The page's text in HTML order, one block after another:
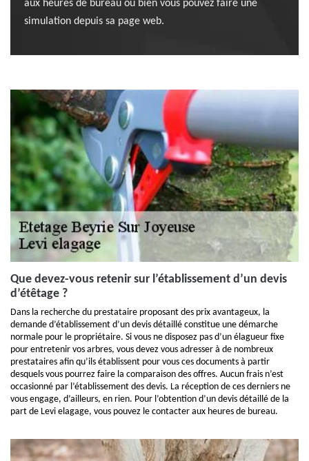
aux heures de bureau ou bien vous pouvez faire une
simulation depuis sa page web.
Que devez-vous retenir sur l’établissement d’un devis
d’étêtage ?
Dans la recherche du prestataire proposant des prix avantageux, la
demande d’établissement d’un devis détaillé constitue une démarche
normale pour le propriétaire. Si vous ne disposez pas d’un élagueur fixe
pour entretenir vos arbres, vous devez vous adresser à de nombreux
prestataires afin qu’ils établissent pour vous ces documents à partir
desquels vous pourrez faire la comparaison des offres. Aucun frais n’est
occasionné par l’établissement des devis. La réception de ces derniers ne
vous engage, d’ailleurs, en rien. Pour l’obtention d’un devis détaillé de la
part de Levi elagage, vous pouvez le contacter aux heures de bureau.